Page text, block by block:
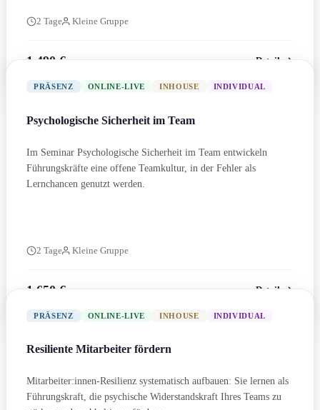
2 Tage Kleine Gruppe
1.490 € Details
PRÄSENZ ONLINE-LIVE INHOUSE INDIVIDUAL
Psychologische Sicherheit im Team
Im Seminar Psychologische Sicherheit im Team entwickeln
Führungs­kräfte eine offene Teamkultur, in der Fehler als
Lernchancen genutzt werden.
2 Tage Kleine Gruppe
1.650 € Details
PRÄSENZ ONLINE-LIVE INHOUSE INDIVIDUAL
Resiliente Mitarbeiter fördern
Mitarbeiter:innen-Resilienz systematisch aufbauen: Sie lernen als
Führungs­kraft, die psychische Widerstandskraft Ihres Teams zu